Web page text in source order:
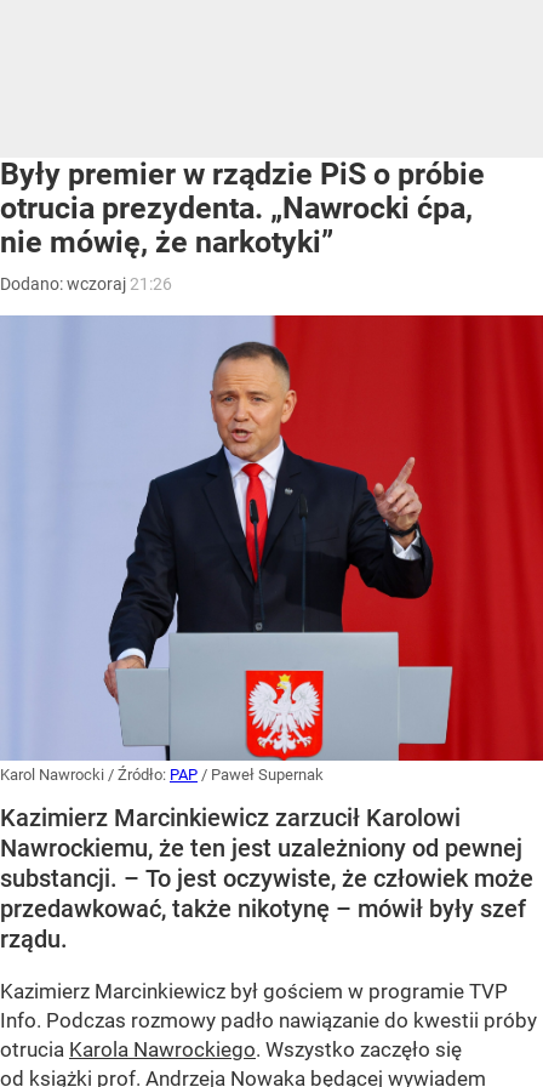
Były premier w rządzie PiS o próbie
otrucia prezydenta. „Nawrocki ćpa,
nie mówię, że narkotyki”
Dodano:wczoraj 21:26
Karol Nawrocki / Źródło: PAP / Paweł Supernak
Kazimierz Marcinkiewicz zarzucił Karolowi
Nawrockiemu, że ten jest uzależniony od pewnej
substancji. – To jest oczywiste, że człowiek może
przedawkować, także nikotynę – mówił były szef
rządu.
Kazimierz Marcinkiewicz był gościem w programie TVP
Info. Podczas rozmowy padło nawiązanie do kwestii próby
otrucia Karola Nawrockiego. Wszystko zaczęło się
od książki prof. Andrzeja Nowaka będącej wywiadem